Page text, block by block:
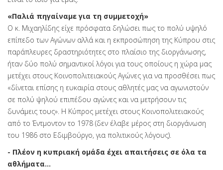
«Παλιά πηγαίναμε για τη συμμετοχή»
Ο κ. Μιχαηλίδης είχε πρόσφατα δηλώσει πως το πολύ υψηλό
επίπεδο των Αγώνων αλλά και η εκπροσώπηση της Κύπρου στις
παράπλευρες δραστηριότητες στο πλαίσιο της διοργάνωσης,
ήταν δύο πολύ σημαντικοί λόγοι για τους οποίους η χώρα μας
μετέχει στους Κοινοπολιτειακούς Αγώνες για να προσθέσει πως
«δίνεται επίσης η ευκαιρία στους αθλητές μας να αγωνιστούν
σε πολύ ψηλού επιπέδου αγώνες και να μετρήσουν τις
δυνάμεις τους». Η Κύπρος μετέχει στους Κοινοπολιτειακούς
από το Έντμοντον το 1978 (δεν έλαβε μέρος στη διοργάνωση
του 1986 στο Εδιμβούργο, για πολιτικούς λόγους).
- Πλέον η κυπριακή ομάδα έχει απαιτήσεις σε όλα τα
αθλήματα…